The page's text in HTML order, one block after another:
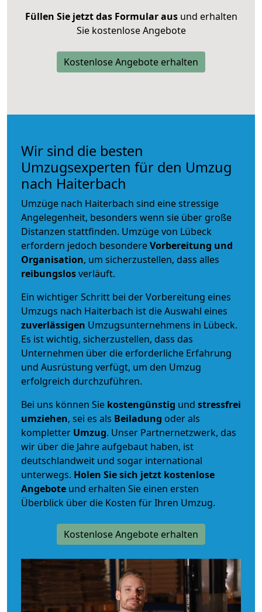
Füllen Sie jetzt das Formular ausund erhalten
Sie kostenlose Angebote
Kostenlose Angebote erhalten
Wir sind die besten
Umzugsexperten für den Umzug
nach Haiterbach
Umzüge nach Haiterbach sind eine stressige
Angelegenheit, besonders wenn sie über große
Distanzen stattfinden. Umzüge von Lübeck
erfordern jedoch besondereVorbereitung und
Organisation, um sicherzustellen, dass alles
reibungslosverläuft.
Ein wichtiger Schritt bei der Vorbereitung eines
Umzugs nach Haiterbach ist die Auswahl eines
zuverlässigen Umzugsunternehmens in Lübeck.
Es ist wichtig, sicherzustellen, dass das
Unternehmen über die erforderliche Erfahrung
und Ausrüstung verfügt, um den Umzug
erfolgreich durchzuführen.
Bei uns können Sie kostengünstig und stressfrei
umziehen, sei es als Beiladung oder als
kompletter Umzug. Unser Partnernetzwerk, das
wir über die Jahre aufgebaut haben, ist
deutschlandweit und sogar international
unterwegs. Holen Sie sich jetzt kostenlose
Angebote und erhalten Sie einen ersten
Überblick über die Kosten für Ihren Umzug.
Kostenlose Angebote erhalten